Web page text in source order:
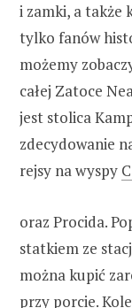
i zamki, a także
tylko fanów
możemy
całej Zatoce
jest stolica
zdecydowanie
rejsy na wyspy
oraz Procida.
statkiem ze
można kupić
przy porcie.